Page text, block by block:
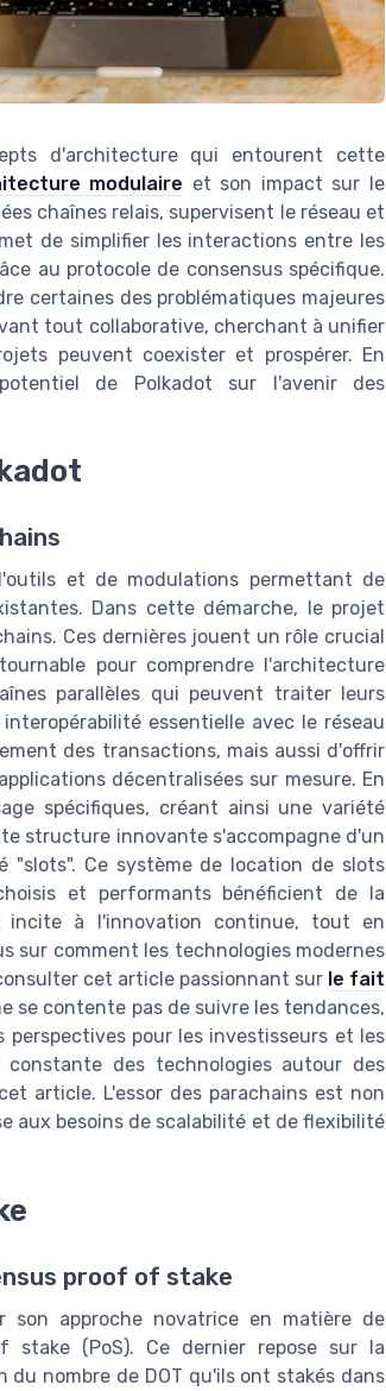
d'architecture qui entourent cette
modulaire et son impact sur le
chaînes relais, supervisent le réseau et
de simplifier les interactions entre les
au protocole de consensus spécifique.
certaines des problématiques majeures
tout collaborative, cherchant à unifier
peuvent coexister et prospérer. En
de Polkadot sur l'avenir des
et de modulations permettant de
Dans cette démarche, le projet
Ces dernières jouent un rôle crucial
pour comprendre l'architecture
parallèles qui peuvent traiter leurs
essentielle avec le réseau
des transactions, mais aussi d'offrir
décentralisées sur mesure. En
spécifiques, créant ainsi une variété
structure innovante s'accompagne d'un
"slots". Ce système de location de slots
et performants bénéficient de la
incite à l'innovation continue, tout en
sur comment les technologies modernes
cet article passionnant sur le fait
se contente pas de suivre les tendances,
pour les investisseurs et les
des technologies autour des
article. L'essor des parachains est non
aux besoins de scalabilité et de flexibilité
proof of stake
son approche novatrice en matière de
(PoS). Ce dernier repose sur la
nombre de DOT qu'ils ont stakés dans